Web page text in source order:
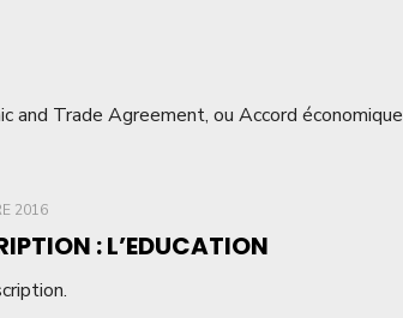
and Trade Agreement, ou Accord économique
2016
: L’EDUCATION